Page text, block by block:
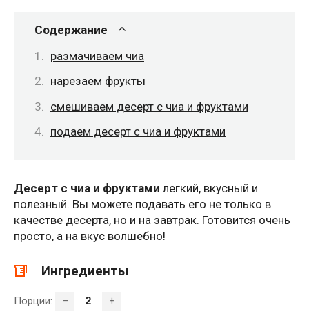
Содержание
размачиваем чиа
нарезаем фрукты
смешиваем десерт с чиа и фруктами
подаем десерт с чиа и фруктами
Десерт с чиа и фруктами легкий, вкусный и
полезный. Вы можете подавать его не только в
качестве десерта, но и на завтрак. Готовится очень
просто, а на вкус волшебно!
Ингредиенты
Порции: – +